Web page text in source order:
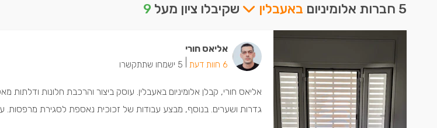
5 חברות אלומיניום באעבלין שקיבלו ציון מעל 9
אליאס חורי
6 חוות דעת 5 ישמחו שתתקשרו
אליאס חורי, קבלן אלומיניום באעבלין. עוסק ביצור והרכבת חלונות ודלתות
גדרות ושערים. בנוסף, מבצע עבודות של זכוכית נאספת לסגירת מרפסות.